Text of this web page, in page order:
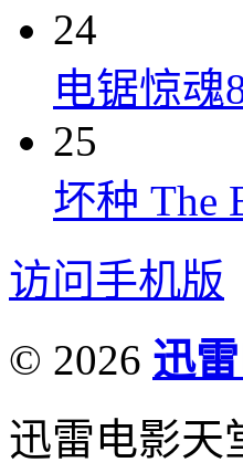
24
电锯惊魂
25
坏种 The
访问手机版
© 2026 迅
迅雷电影